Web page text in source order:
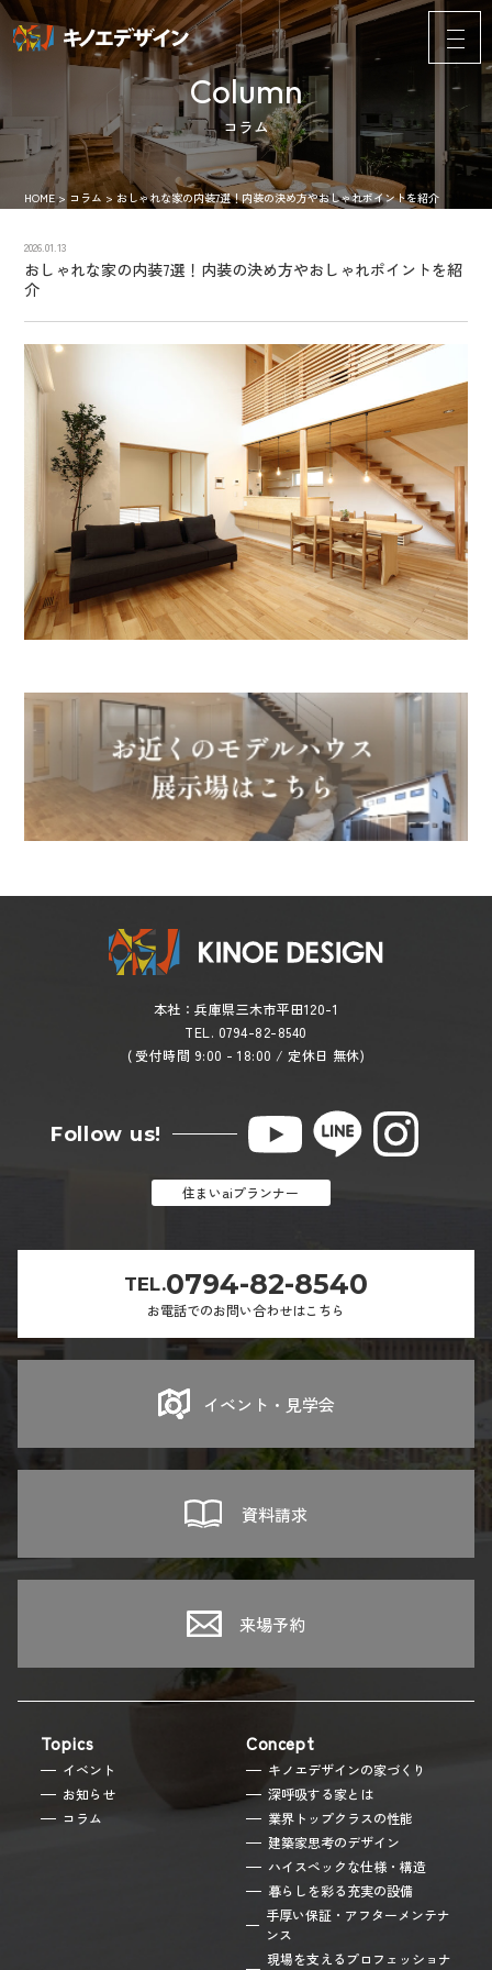
コラム
Column
HOME> コラム >おしゃれな家の内装7選！内装の決め方やおしゃれポイントを紹介
おしゃれな家の内装7選！内装の決め方やおしゃれポイントを紹
介
2026.01.13
本社：兵庫県三木市平田120-1
TEL. 0794-82-8540
( 受付時間 9:00 - 18:00 / 定休日 無休)
Follow us!
住まいaiプランナー
TEL.0794-82-8540
お電話でのお問い合わせはこちら
イベント・見学会
資料請求
来場予約
Topics
イベント
お知らせ
コラム
Concept
キノエデザインの家づくり
深呼吸する家とは
業界トップクラスの性能
建築家思考のデザイン
ハイスペックな仕様・構造
暮らしを彩る充実の設備
手厚い保証・アフターメンテナ
ンス
現場を支えるプロフェッショナ